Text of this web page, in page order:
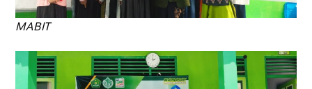
MABIT